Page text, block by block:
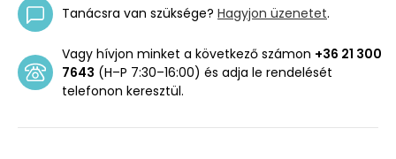
Tanácsra van szüksége? Hagyjon üzenetet.
Vagy hívjon minket a következő számon +36 21 300
7643 (H–P 7:30–16:00) és adja le rendelését
telefonon keresztül.